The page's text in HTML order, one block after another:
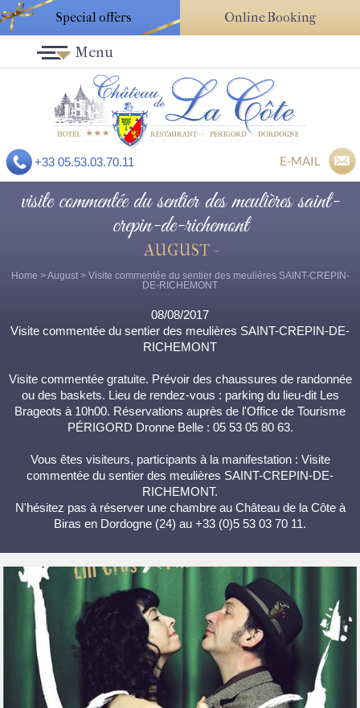
Special offers Online Booking
+33 05.53.03.70.11 E-MAIL
Menu
visite commentée du sentier des meulières saint-
crepin-de-richemont
AUGUST -
Home >August> Visite commentée du sentier des meulières SAINT-CREPIN-
DE-RICHEMONT
08/08/2017
Visite commentée du sentier des meulières SAINT-CREPIN-DE-
RICHEMONT
Visite commentée gratuite. Prévoir des chaussures de randonnée
ou des baskets. Lieu de rendez-vous : parking du lieu-dit Les
Brageots à 10h00. Réservations auprès de l'Office de Tourisme
PÉRIGORD Dronne Belle : 05 53 05 80 63.
Vous êtes visiteurs, participants à la manifestation : Visite
commentée du sentier des meulières SAINT-CREPIN-DE-
RICHEMONT.
N'hésitez pas à réserver une chambre au Château de la Côte à
Biras en Dordogne (24) au +33 (0)5 53 03 70 11.